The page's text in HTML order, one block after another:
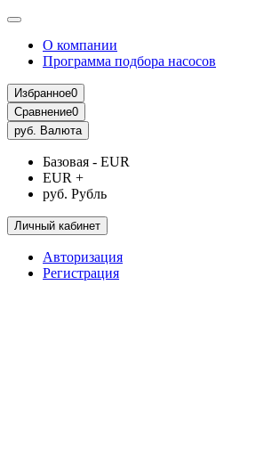
О компании
Программа подбора насосов
Избранное0
Сравнение0
руб. Валюта
Базовая - EUR
EUR +
руб. Рубль
Личный кабинет
Авторизация
Регистрация